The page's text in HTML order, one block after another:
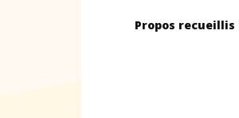
Propos recueillis